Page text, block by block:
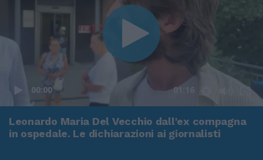
00:00 01:16
Leonardo Maria Del Vecchio dall'ex compagna
in ospedale. Le dichiarazioni ai giornalisti